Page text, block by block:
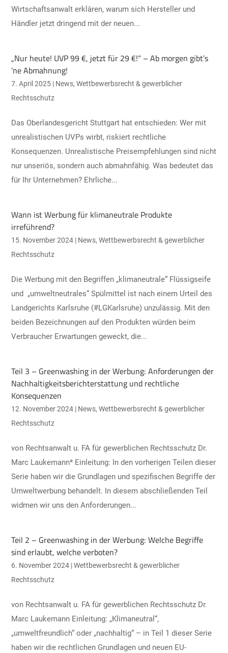
Wirtschaftsanwalt erklären, warum sich Hersteller und
Händler jetzt dringend mit der neuen...
„Nur heute! UVP 99 €, jetzt für 29 €!“ – Ab morgen gibt’s
’ne Abmahnung!
7. April 2025 | News,Wettbewerbsrecht & gewerblicher
Rechtsschutz
Das Oberlandesgericht Stuttgart hat entschieden: Wer mit
unrealistischen UVPs wirbt, riskiert rechtliche
Konsequenzen. Unrealistische Preisempfehlungen sind nicht
nur unseriös, sondern auch abmahnfähig.​ Was bedeutet das
für Ihr Unternehmen? Ehrliche...
Wann ist Werbung für klimaneutrale Produkte
irreführend?
15. November 2024 | News,Wettbewerbsrecht & gewerblicher
Rechtsschutz
Die Werbung mit den Begriffen „klimaneutrale“ Flüssigseife
und „umweltneutrales“ Spülmittel ist nach einem Urteil des
Landgerichts Karlsruhe (#LGKarlsruhe) unzulässig. Mit den
beiden Bezeichnungen auf den Produkten würden beim
Verbraucher Erwartungen geweckt, die...
Teil 3 – Greenwashing in der Werbung: Anforderungen der
Nachhaltigkeitsberichterstattung und rechtliche
Konsequenzen
12. November 2024 | News,Wettbewerbsrecht & gewerblicher
Rechtsschutz
von Rechtsanwalt u. FA für gewerblichen Rechtsschutz Dr.
Marc Laukemann* Einleitung: In den vorherigen Teilen dieser
Serie haben wir die Grundlagen und spezifischen Begriffe der
Umweltwerbung behandelt. In diesem abschließenden Teil
widmen wir uns den Anforderungen...
Teil 2 – Greenwashing in der Werbung: Welche Begriffe
sind erlaubt, welche verboten?
6. November 2024 |Wettbewerbsrecht & gewerblicher
Rechtsschutz
von Rechtsanwalt u. FA für gewerblichen Rechtsschutz Dr.
Marc Laukemann Einleitung: „Klimaneutral“,
„umweltfreundlich“ oder „nachhaltig“ – in Teil 1 dieser Serie
haben wir die rechtlichen Grundlagen und neuen EU-